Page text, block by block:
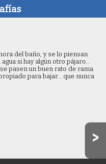
del baño, y se lo piensan
si hay algún otro pájaro...
pasen un buen rato de rama
para bajar... que nunca